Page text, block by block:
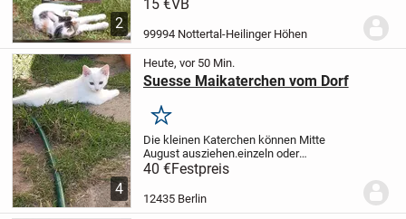
2
wieder zurück in ihre gewohnte
Umgebung und suche...
15 €VB
99994 Nottertal-Heilinger Höhen
4
Heute, vor 50 Min.
Suesse Maikaterchen vom Dorf
Merken
Die kleinen Katerchen können Mitte
August ausziehen.einzeln oder
zusammen. Es sind Freigaenger. Sie sind
ganz lieb und zahm.Sie fressen Nass und
Trockenfutter. Gesucht werden liebe
40 €Festpreis
12435 Berlin